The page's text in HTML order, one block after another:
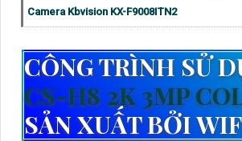
Camera Kbvision KX-F9008ITN2
CÔNG TRÌNH SỬ
CS-H8 2K 3MP
SẢN XUẤT BỞI